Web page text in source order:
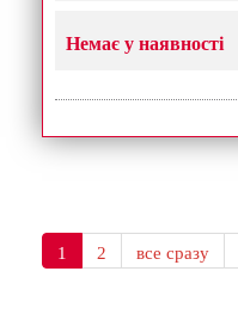
Немає у наявності
1 2 все сразу